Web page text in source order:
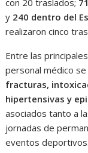
con 20 traslados;
y 240 dentro del
realizaron cinco
Entre las
personal médico
fracturas,
hipertensivas y
asociados tanto a
jornadas de
eventos deportivos.